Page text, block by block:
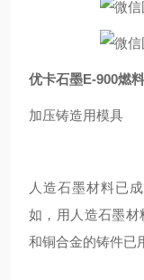
优卡石墨E-900燃
加压铸造用模具
人造石墨材料已
如，用人造石墨
和铜合金的铸件已